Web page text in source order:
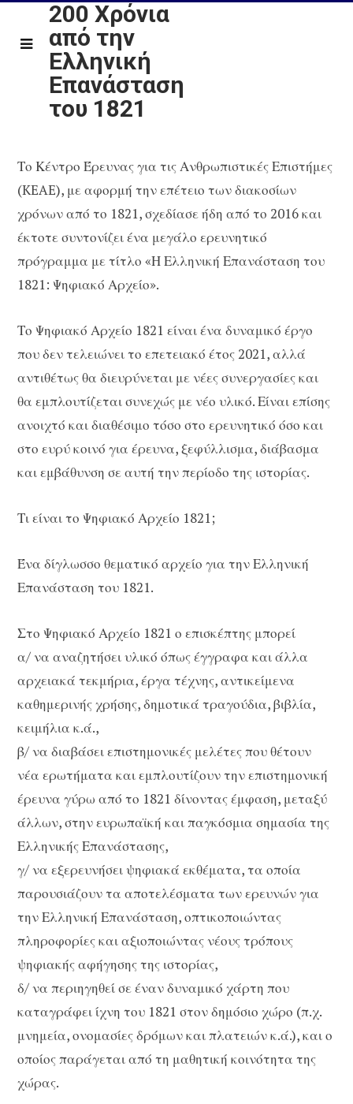
200 Χρόνια
από την
Ελληνική
Επανάσταση
του 1821
Το Κέντρο Έρευνας για τις Ανθρωπιστικές Επιστήμες
(KEAE), με αφορμή την επέτειο των διακοσίων
χρόνων από το 1821, σχεδίασε ήδη από το 2016 και
έκτοτε συντονίζει ένα μεγάλο ερευνητικό
πρόγραμμα με τίτλο «Η Ελληνική Επανάσταση του
1821: Ψηφιακό Αρχείο».
Το Ψηφιακό Αρχείο 1821 είναι ένα δυναμικό έργο
που δεν τελειώνει το επετειακό έτος 2021, αλλά
αντιθέτως θα διευρύνεται με νέες συνεργασίες και
θα εμπλουτίζεται συνεχώς με νέο υλικό. Είναι επίσης
ανοιχτό και διαθέσιμο τόσο στο ερευνητικό όσο και
στο ευρύ κοινό για έρευνα, ξεφύλλισμα, διάβασμα
και εμβάθυνση σε αυτή την περίοδο της ιστορίας.
Τι είναι το Ψηφιακό Αρχείο 1821;
Ένα δίγλωσσο θεματικό αρχείο για την Ελληνική
Επανάσταση του 1821.
Στο Ψηφιακό Αρχείο 1821 ο επισκέπτης μπορεί
α/ να αναζητήσει υλικό όπως έγγραφα και άλλα
αρχειακά τεκμήρια, έργα τέχνης, αντικείμενα
καθημερινής χρήσης, δημοτικά τραγούδια, βιβλία,
κειμήλια κ.ά.,
β/ να διαβάσει επιστημονικές μελέτες που θέτουν
νέα ερωτήματα και εμπλουτίζουν την επιστημονική
έρευνα γύρω από το 1821 δίνοντας έμφαση, μεταξύ
άλλων, στην ευρωπαϊκή και παγκόσμια σημασία της
Ελληνικής Επανάστασης,
γ/ να εξερευνήσει ψηφιακά εκθέματα, τα οποία
παρουσιάζουν τα αποτελέσματα των ερευνών για
την Ελληνική Επανάσταση, οπτικοποιώντας
πληροφορίες και αξιοποιώντας νέους τρόπους
ψηφιακής αφήγησης της ιστορίας,
δ/ να περιηγηθεί σε έναν δυναμικό χάρτη που
καταγράφει ίχνη του 1821 στον δημόσιο χώρο (π.χ.
μνημεία, ονομασίες δρόμων και πλατειών κ.ά.), και ο
οποίος παράγεται από τη μαθητική κοινότητα της
χώρας.